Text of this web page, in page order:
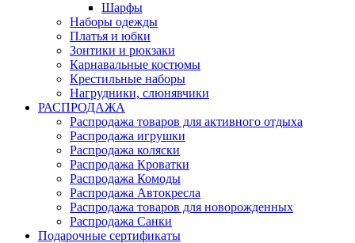
Шарфы
Наборы одежды
Платья и юбки
Зонтики и рюкзаки
Карнавальные костюмы
Крестильные наборы
Нагрудники, слюнявчики
РАСПРОДАЖА
Распродажа товаров для активного отдыха
Распродажа игрушки
Распродажа коляски
Распродажа Кроватки
Распродажа Комоды
Распродажа Автокресла
Распродажа товаров для новорожденных
Распродажа Санки
Подарочные сертификаты